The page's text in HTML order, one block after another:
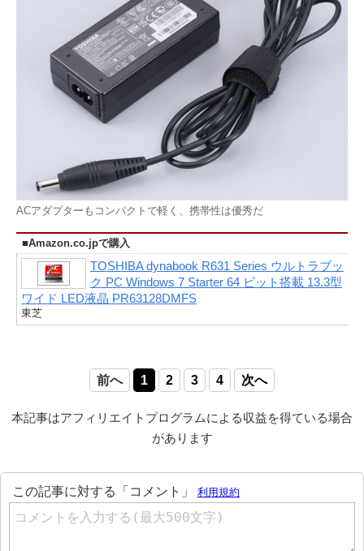
ACアダプターもコンパクトで軽く、携帯性は優秀だ
■Amazon.co.jpで購入
TOSHIBA dynabook R631 Series ウルトラブッ
ク PC Windows 7 Starter 64 ビット搭載 13.3型
ワイド LED液晶 PR63128DMFS
東芝
前へ 1 2 3 4 次へ
本記事はアフィリエイトプログラムによる収益を得ている場合
があります